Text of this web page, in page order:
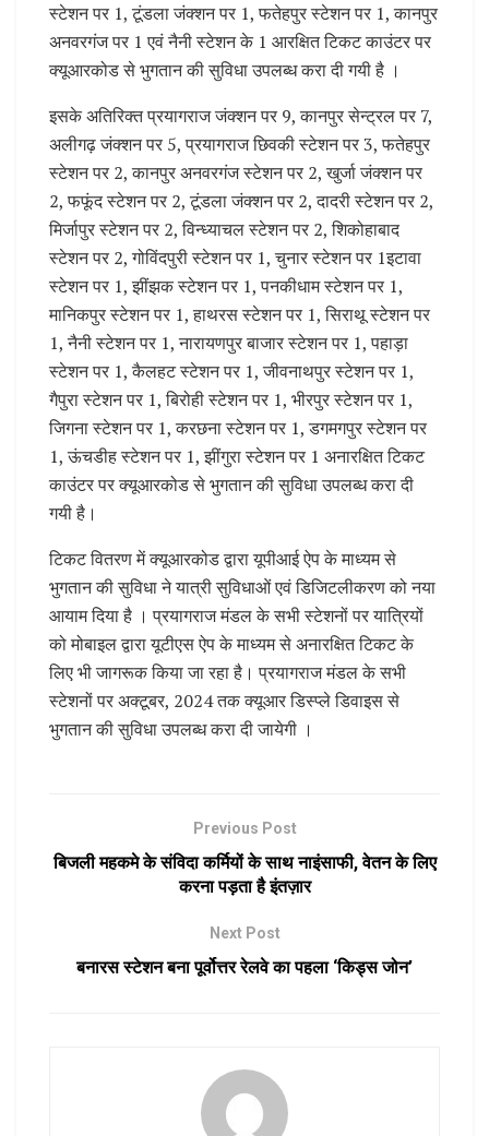
स्टेशन पर 1, टूंडला जंक्शन पर 1, फतेहपुर स्टेशन पर 1, कानपुर
अनवरगंज पर 1 एवं नैनी स्टेशन के 1 आरक्षित टिकट काउंटर पर
क्यूआरकोड से भुगतान की सुविधा उपलब्ध करा दी गयी है ।
इसके अतिरिक्त प्रयागराज जंक्शन पर 9, कानपुर सेन्ट्रल पर 7,
अलीगढ़ जंक्शन पर 5, प्रयागराज छिवकी स्टेशन पर 3, फतेहपुर
स्टेशन पर 2, कानपुर अनवरगंज स्टेशन पर 2, खुर्जा जंक्शन पर
2, फफूंद स्टेशन पर 2, टूंडला जंक्शन पर 2, दादरी स्टेशन पर 2,
मिर्जापुर स्टेशन पर 2, विन्ध्याचल स्टेशन पर 2, शिकोहाबाद
स्टेशन पर 2, गोविंदपुरी स्टेशन पर 1, चुनार स्टेशन पर 1इटावा
स्टेशन पर 1, झींझक स्टेशन पर 1, पनकीधाम स्टेशन पर 1,
मानिकपुर स्टेशन पर 1, हाथरस स्टेशन पर 1, सिराथू स्टेशन पर
1, नैनी स्टेशन पर 1, नारायणपुर बाजार स्टेशन पर 1, पहाड़ा
स्टेशन पर 1, कैलहट स्टेशन पर 1, जीवनाथपुर स्टेशन पर 1,
गैपुरा स्टेशन पर 1, बिरोही स्टेशन पर 1, भीरपुर स्टेशन पर 1,
जिगना स्टेशन पर 1, करछना स्टेशन पर 1, डगमगपुर स्टेशन पर
1, ऊंचडीह स्टेशन पर 1, झींगुरा स्टेशन पर 1 अनारक्षित टिकट
काउंटर पर क्यूआरकोड से भुगतान की सुविधा उपलब्ध करा दी
गयी है।
टिकट वितरण में क्यूआरकोड द्वारा यूपीआई ऐप के माध्यम से
भुगतान की सुविधा ने यात्री सुविधाओं एवं डिजिटलीकरण को नया
आयाम दिया है । प्रयागराज मंडल के सभी स्टेशनों पर यात्रियों
को मोबाइल द्वारा यूटीएस ऐप के माध्यम से अनारक्षित टिकट के
लिए भी जागरूक किया जा रहा है। प्रयागराज मंडल के सभी
स्टेशनों पर अक्टूबर, 2024 तक क्यूआर डिस्प्ले डिवाइस से
भुगतान की सुविधा उपलब्ध करा दी जायेगी ।
Previous Post
बिजली महकमे के संविदा कर्मियों के साथ नाइंसाफी, वेतन के लिए
करना पड़ता है इंतज़ार
Next Post
बनारस स्टेशन बना पूर्वोत्तर रेलवे का पहला ‘किड्स जोन’